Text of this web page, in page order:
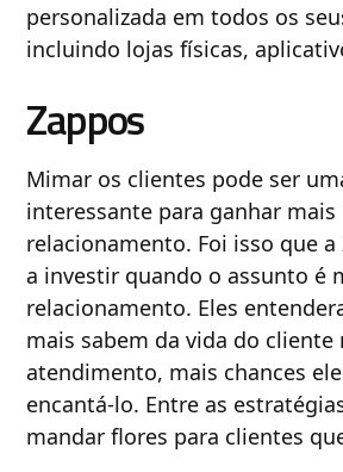
personalizada em todos os
incluindo lojas físicas,
Zappos
Mimar os clientes pode ser
interessante para ganhar mais
relacionamento. Foi isso que a
a investir quando o assunto é
relacionamento. Eles
mais sabem da vida do cliente
atendimento, mais chances
encantá-lo. Entre as
mandar flores para clientes